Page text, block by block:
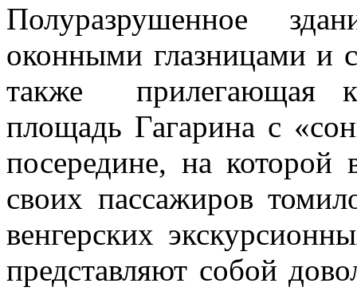
Полуразрушенное
оконными глазницами и
также прилегающая
площадь Гагарина с
посередине, на которой
своих пассажиров
венгерских
представляют собой